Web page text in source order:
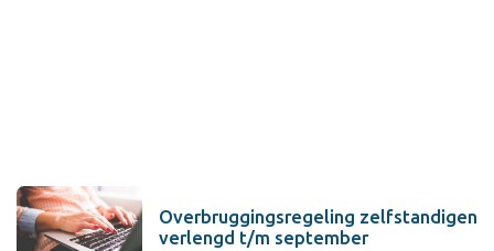
Overbruggingsregeling zelfstandigen
verlengd t/m september